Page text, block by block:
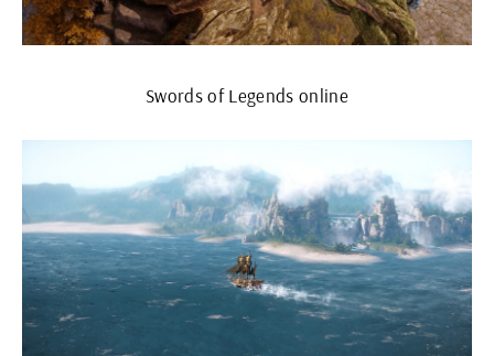
Swords of Legends online